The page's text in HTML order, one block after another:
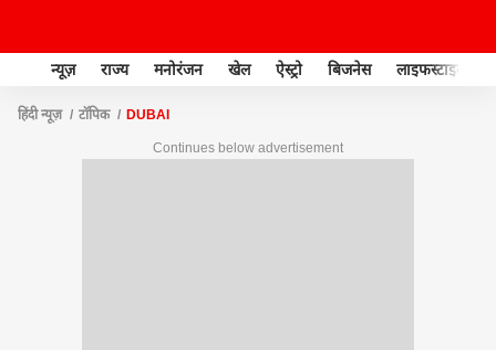
न्यूज़ राज्य मनोरंजन खेल ऐस्ट्रो बिजनेस लाइफस्टाइल
हिंदी न्यूज़ टॉपिक DUBAI
Continues below advertisement